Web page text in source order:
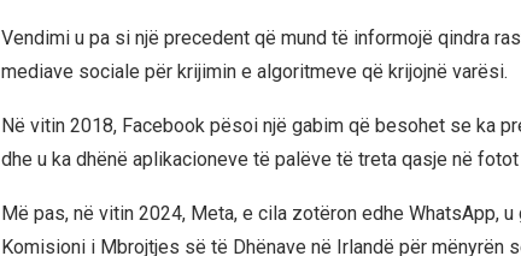
Vendimi u pa si një precedent që mund të informojë qindra
mediave sociale për krijimin e algoritmeve që krijojnë varësi.
Në vitin 2018, Facebook pësoi një gabim që besohet se ka
dhe u ka dhënë aplikacioneve të palëve të treta qasje në
Më pas, në vitin 2024, Meta, e cila zotëron edhe WhatsApp,
Komisioni i Mbrojtjes së të Dhënave në Irlandë për mënyrën